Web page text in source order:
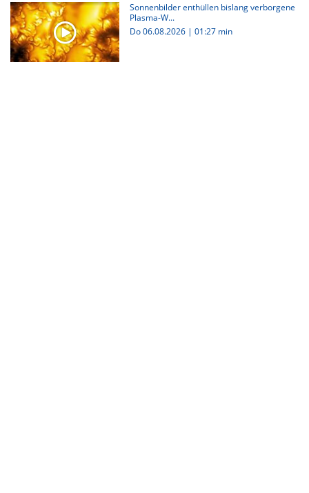
Sonnenbilder enthüllen bislang verborgene
Plasma-W...
Do 06.08.2026 | 01:27 min